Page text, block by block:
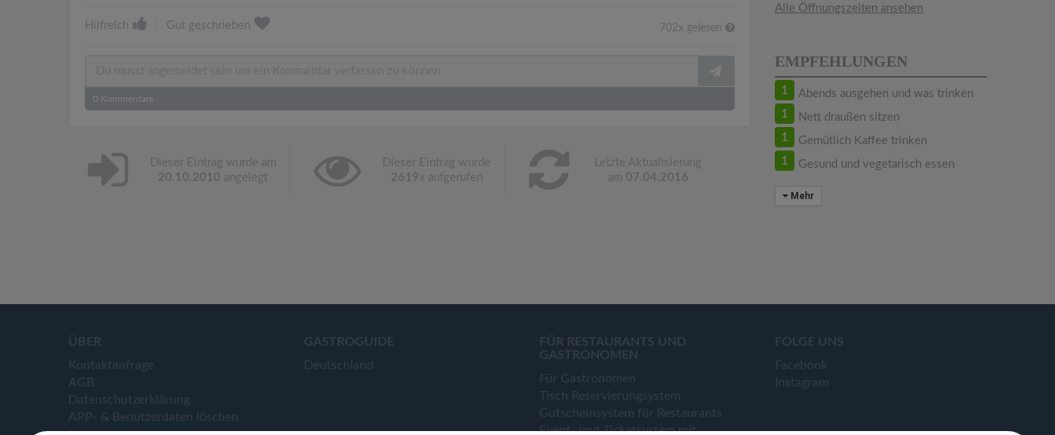
Hilfreich Gut geschrieben 702x gelesen
0 Kommentare
Dieser Eintrag wurde am
20.10.2010 angelegt
Dieser Eintrag wurde
2619x aufgerufen
Letzte Aktualisierung
am 07.04.2016
Alle Öffnungszeiten ansehen
EMPFEHLUNGEN
1 Abends ausgehen und was trinken
1 Nett draußen sitzen
1 Gemütlich Kaffee trinken
1 Gesund und vegetarisch essen
Mehr
ÜBER
Kontaktanfrage
AGB
Datenschutzerklärung
APP- & Benutzerdaten löschen
GASTROGUIDE
Deutschland
FÜR RESTAURANTS UND
GASTRONOMEN
Für Gastronomen
Tisch Reservierungsystem
Gutscheinsystem für Restaurants
Event- und Ticketsystem mit
FOLGE UNS
Facebook
Instagram